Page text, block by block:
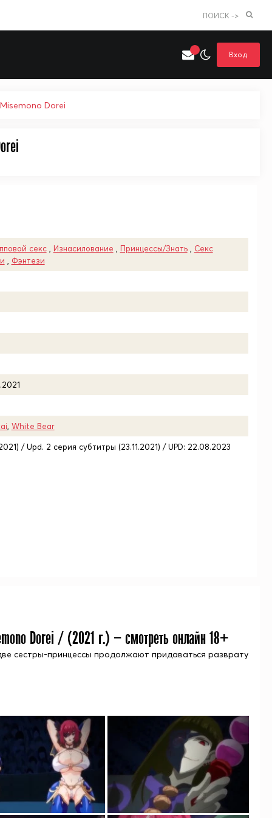
ПОИСК ->
Вход
Dorei
секс, Изнасилование Принцессы/Знать, Секс
Фэнтези
White Bear
/ Upd. 2 серия субтитры (23.11.2021) / UPD: 22.08.2023
Dorei / (2021 г.) — смотреть онлайн 18+
сестры-принцессы продолжают придаваться разврату